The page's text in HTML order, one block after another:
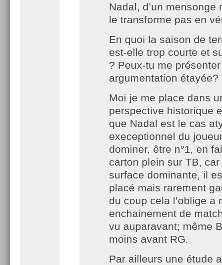
Nadal, d’un mensonge
le transforme pas en
En quoi la saison de
est-elle trop courte et
? Peux-tu me
argumentation étayée?
Moi je me place dans
perspective historique
que Nadal est le cas
execeptionnel du
dominer, être n°1, en
carton plein sur TB,
surface dominante, il
placé mais rarement
du coup cela l’oblige a
enchainement de
vu auparavant; même
moins avant RG.
Par ailleurs une étude